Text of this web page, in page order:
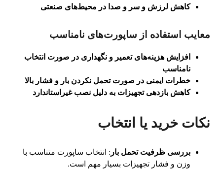
کاهش لرزش و سر و صدا در محیط‌های صنعتی
معایب استفاده از ساپورت‌های نامناسب
افزایش هزینه‌های تعمیر و نگهداری در صورت انتخاب
نامناسب
خطرات ایمنی در صورت تحمل نکردن بار و فشار بالا
کاهش بازدهی تجهیزات به دلیل نصب غیراستاندارد
نکات خرید یا انتخاب
بررسی ظرفیت تحمل بار : انتخاب ساپورت متناسب با
وزن و فشار تجهیزات بسیار مهم است.